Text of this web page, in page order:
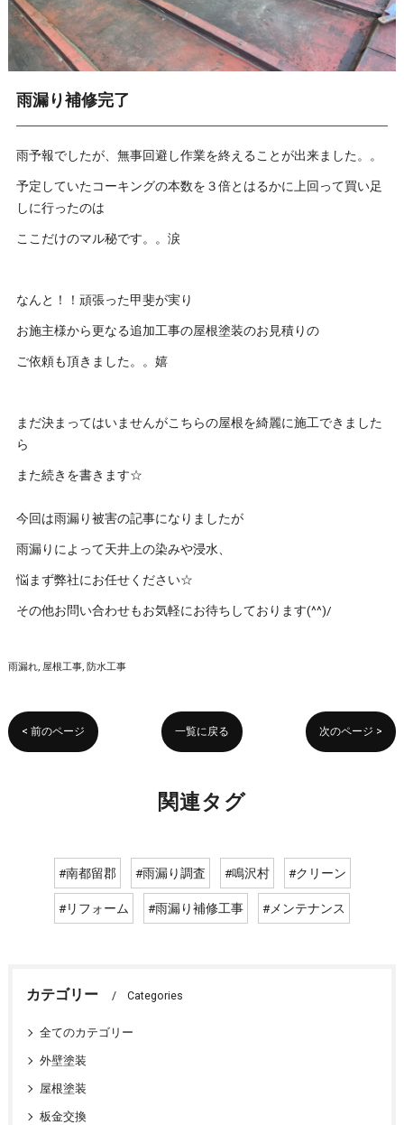
雨漏り補修完了
雨予報でしたが、無事回避し作業を終えることが出来ました。。
予定していたコーキングの本数を３倍とはるかに上回って買い足
しに行ったのは
ここだけのマル秘です。。涙
なんと！！頑張った甲斐が実り
お施主様から更なる追加工事の屋根塗装のお見積りの
ご依頼も頂きました。。嬉
まだ決まってはいませんがこちらの屋根を綺麗に施工できました
ら
また続きを書きます☆
今回は雨漏り被害の記事になりましたが
雨漏りによって天井上の染みや浸水、
悩まず弊社にお任せください☆
その他お問い合わせもお気軽にお待ちしております(^^)/
雨漏れ 屋根工事 防水工事
< 前のページ 一覧に戻る 次のページ >
関連タグ
#南都留郡 #雨漏り調査 #鳴沢村 #クリーン
#リフォーム #雨漏り補修工事 #メンテナンス
カテゴリー Categories
全てのカテゴリー
外壁塗装
屋根塗装
板金交換